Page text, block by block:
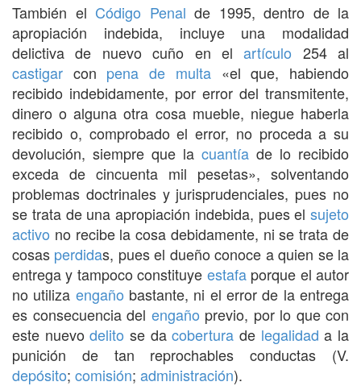
También el Código Penal de 1995, dentro de la
apropiación indebida, incluye una modalidad
delictiva de nuevo cuño en elartículo 254 al
castigar con pena de multa«el que, habiendo
recibido indebidamente, por error del transmitente,
dinero o alguna otra cosa mueble, niegue haberla
recibido o, comprobado el error, no proceda a su
devolución, siempre que la cuantía de lo recibido
exceda de cincuenta mil pesetas», solventando
problemas doctrinales y jurisprudenciales, pues no
se trata de una apropiación indebida, pues el sujeto
activo no recibe la cosa debidamente, ni se trata de
cosas perdidas, pues el dueño conoce a quien se la
entrega y tampoco constituye estafaporque el autor
no utiliza engaño bastante, ni el error de la entrega
es consecuencia del engaño previo, por lo que con
este nuevodelito se dacobertura de legalidad a la
punición de tan reprochables conductas (V.
depósito; comisión; administración).